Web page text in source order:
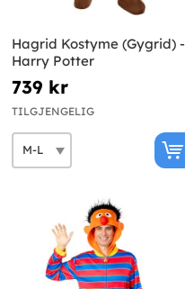
Hagrid Kostyme (Gygrid) -
Harry Potter
739 kr
TILGJENGELIG